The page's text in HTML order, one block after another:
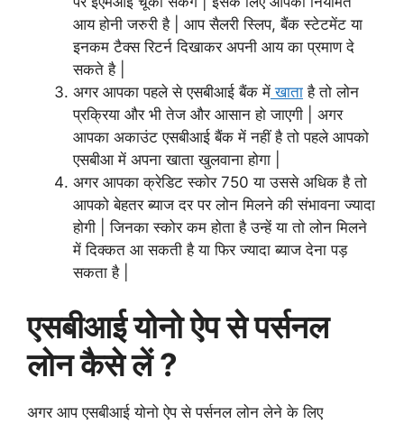
आय होनी जरुरी है | आप सैलरी स्लिप, बैंक स्टेटमेंट या
इनकम टैक्स रिटर्न दिखाकर अपनी आय का प्रमाण दे
सकते है |
अगर आपका पहले से एसबीआई बैंक में खाता है तो लोन
प्रक्रिया और भी तेज और आसान हो जाएगी | अगर
आपका अकाउंट एसबीआई बैंक में नहीं है तो पहले आपको
एसबीआ में अपना खाता खुलवाना होगा |
अगर आपका क्रेडिट स्कोर 750 या उससे अधिक है तो
आपको बेहतर ब्याज दर पर लोन मिलने की संभावना ज्यादा
होगी | जिनका स्कोर कम होता है उन्हें या तो लोन मिलने
में दिक्कत आ सकती है या फिर ज्यादा ब्याज देना पड़
सकता है |
एसबीआई योनो ऐप से पर्सनल
लोन कैसे लें ?
अगर आप एसबीआई योनो ऐप से पर्सनल लोन लेने के लिए